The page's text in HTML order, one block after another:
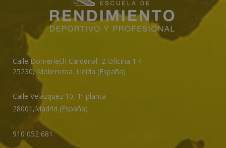
Calle Domenech Cardenal, 2 Oficina 1.4
25230, Mollerussa. Lleida (España)
Calle Velázquez 10, 1ª planta
28001,Madrid (España)
910 052 681